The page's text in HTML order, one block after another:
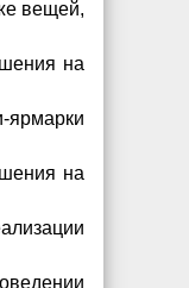
вещей,
на
ярмарки
на